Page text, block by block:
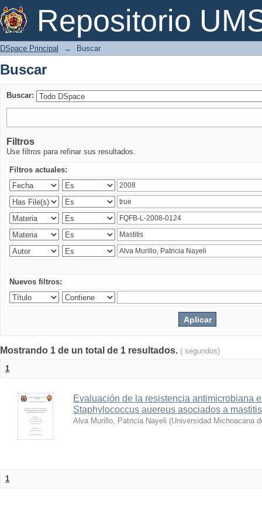
Repositorio
Buscar
DSpace Principal → Buscar
Buscar
Buscar:
Filtros
Use filtros para refinar sus resultados.
Filtros actuales:
Nuevos filtros:
Mostrando 1 de un total de 1 resultados. ( segundos)
1
Evaluación de la resistencia antimicrobiana
Staphylococcus auereus asociados a
Alva Murillo, Patricia Nayeli (Universidad Michoacana
1